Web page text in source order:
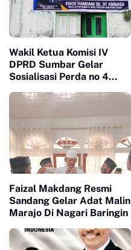
Wakil Ketua Komisi IV
DPRD Sumbar Gelar
Sosialisasi Perda no 4
Faizal Makdang Resmi
Sandang Gelar Adat Malin
Marajo Di Nagari Baringin